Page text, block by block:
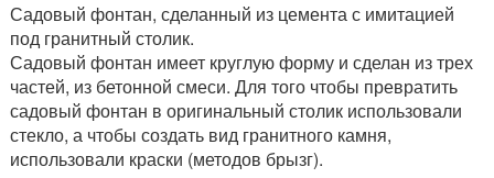
Садовый фонтан, сделанный из цемента с имитацией
под гранитный столик.
Садовый фонтан имеет круглую форму и сделан из трех
частей, из бетонной смеси. Для того чтобы превратить
садовый фонтан в оригинальный столик использовали
стекло, а чтобы создать вид гранитного камня,
использовали краски (методов брызг).